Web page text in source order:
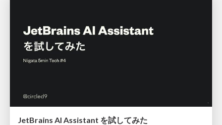
JetBrains AI Assistant を試してみた